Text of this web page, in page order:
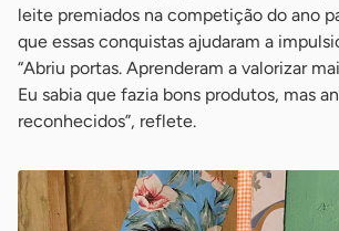
leite premiados na competição do ano
que essas conquistas ajudaram a
“Abriu portas. Aprenderam a valorizar
Eu sabia que fazia bons produtos, mas
reconhecidos”, reflete.